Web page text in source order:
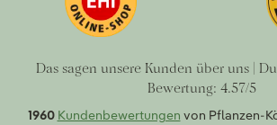
Das sagen unsere Kunden über uns |
Bewertung: 4.57/5
1960 Kundenbewertungen von Pflanzen-